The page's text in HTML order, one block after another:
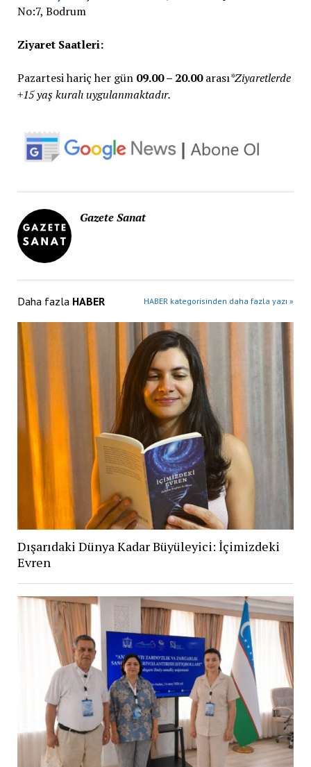
No:7, Bodrum
Ziyaret Saatleri:
Pazartesi hariç her gün 09.00 – 20.00arası*Ziyaretlerde
+15 yaş kuralı uygulanmaktadır.
Gazete Sanat
Daha fazla HABER HABER kategorisinden daha fazla yazı »
Dışarıdaki Dünya Kadar Büyüleyici: İçimizdeki
Evren